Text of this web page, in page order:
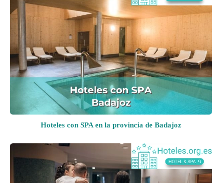
Hoteles con SPA en la provincia de Badajoz